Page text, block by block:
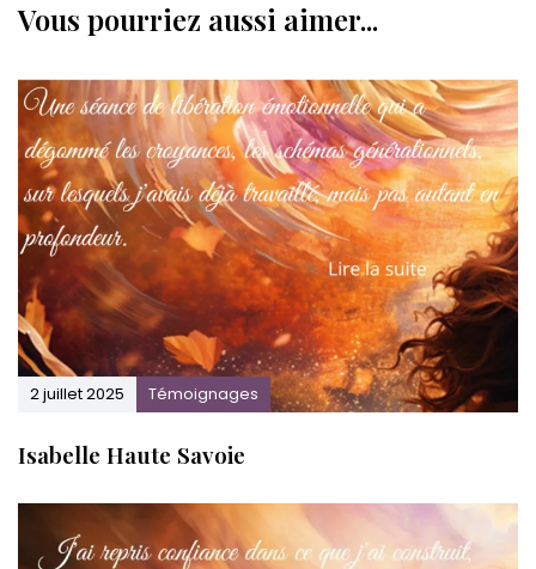
c
e
u
v
.
Vous pourriez aussi aimer...
2 juillet 2025 Témoignages
Isabelle Haute Savoie